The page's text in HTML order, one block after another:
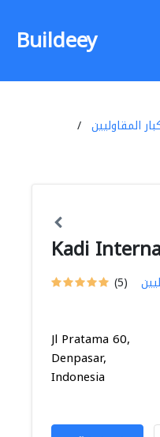
Buildeey
المقاوليين
Kadi
(5)
Jl Pratama 60,
Denpasar,
Indonesia